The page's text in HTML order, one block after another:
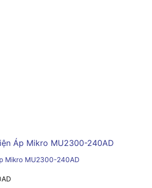
Mikro MU2300-240AD